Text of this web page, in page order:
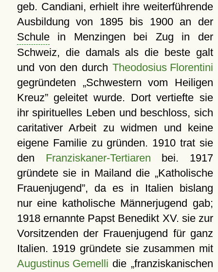
geb. Candiani, erhielt ihre weiterführende
Ausbildung von 1895 bis 1900 an der
Schulein Menzingen bei Zug in der
Schweiz, die damals als die beste galt
und von den durch Theodosius Florentini
gegründeten
Schwestern vom Heiligen
Kreuz geleitet wurde. Dort vertiefte sie
ihr spirituelles Leben und beschloss, sich
caritativer Arbeit zu widmen und keine
eigene Familie zu gründen. 1910 trat sie
den Franziskaner-Tertiaren bei. 1917
gründete sie in Mailand die
Katholische
Frauenjugend , da es in Italien bislang
nur eine katholische Männerjugend gab;
1918 ernannte Papst Benedikt XV. sie zur
Vorsitzenden der Frauenjugend für ganz
Italien. 1919 gründete sie zusammen mit
Augustinus Gemelli die
franziskanischen